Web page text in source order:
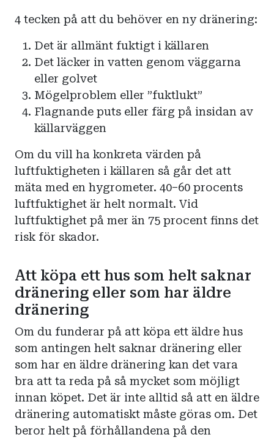
4 tecken på att du behöver en ny dränering:
Det är allmänt fuktigt i källaren
Det läcker in vatten genom väggarna
eller golvet
Mögelproblem eller ”fuktlukt”
Flagnande puts eller färg på insidan av
källarväggen
Om du vill ha konkreta värden på
luftfuktigheten i källaren så går det att
mäta med en hygrometer. 40–60 procents
luftfuktighet är helt normalt. Vid
luftfuktighet på mer än 75 procent finns det
risk för skador.
Att köpa ett hus som helt saknar
dränering eller som har äldre
dränering
Om du funderar på att köpa ett äldre hus
som antingen helt saknar dränering eller
som har en äldre dränering kan det vara
bra att ta reda på så mycket som möjligt
innan köpet. Det är inte alltid så att en äldre
dränering automatiskt måste göras om. Det
beror helt på förhållandena på den